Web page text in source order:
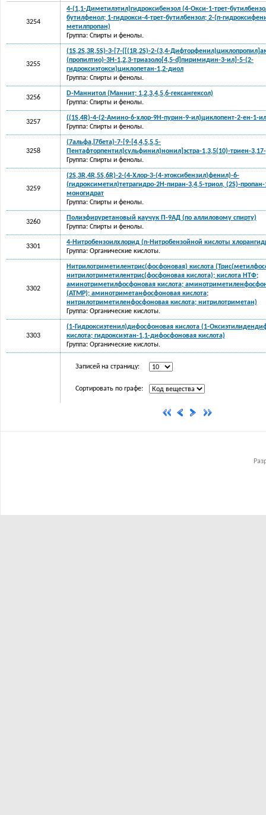
3254
4-(1,1-Диметилэтил)гидроксибензол (4-Окси-1-трет-
бутилфенол; 1-гидрокси-4-трет-бутилбензол; 2-(п-
метилпропан)
Группа: Спирты и фенолы.
3255
(1S,2S,3R,5S)-3-[7-{[(1R,2S)-2-(3,4-
(пропилтио)-3Н-1,2,3-триазоло[4,5-d]пиримидин-3-ил]-5-(2-
гидроксиэтокси)циклопетан-1,2-диол
Группа: Спирты и фенолы.
3256
D-Маннитол (Маннит; 1,2,3,4,5,6-гексангексол)
Группа: Спирты и фенолы.
3257
((1S,4R)-4-(2-Амино-6-хлор-9Н-пурин-9-ил)циклопент-2-ен-1-
Группа: Спирты и фенолы.
3258
(7альфа,l7бета)-7-[9-[4,4,5,5,5-
Пентафторпентил)сульфинил)нонил]эстра-1,3,5(10)-триен-
Группа: Спирты и фенолы.
3259
(2S,3R,4R,5S,6R)-2-(4-Хлор-3-(4-этоксибензил)фенил)-6-
(гидроксиметил)тетрагидро-2H-пиран-3,4,5-триол, (2S)-
моногидрат
Группа: Спирты и фенолы.
3260
Полиэфируретановый каучук П-9АД (по аллиловому спирту)
Группа: Спирты и фенолы.
3301
4-Нитробензоилхлорид (n-Нитробензойной кислоты
Группа: Органические кислоты.
3302
Нитрилотриметилентрис(фосфоновая) кислота
нитрилотриметилентрис(фосфоновая кислота); кислота НТФ;
аминотриметилфосфоновая кислота;
(АТМР); аминотриметанфосфоновая кислота;
нитрилотриметиленфосфоновая кислота; нитрилотриметан)
Группа: Органические кислоты.
3303
(1-Гидроксиэтенил)дифосфоновая кислота (1-
кислота; гидроксиэтан-1,1-дифосфоновая кислота)
Группа: Органические кислоты.
Записей на страницу:
Сортировать по графе: